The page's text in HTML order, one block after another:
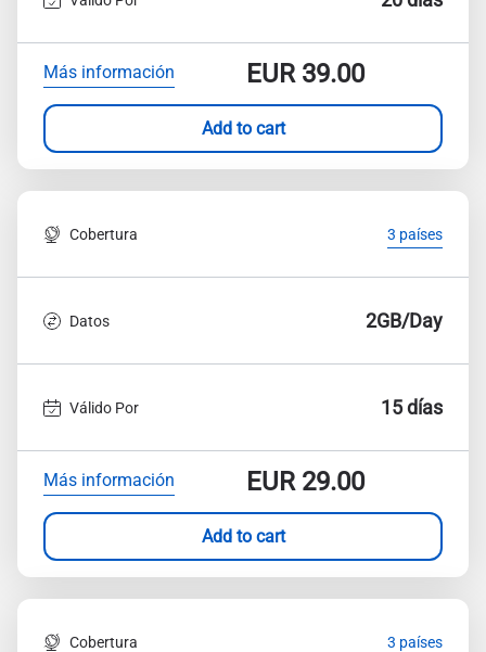
Más información EUR39.00
Add to cart
Cobertura 3 países
Datos 2GB/Day
Válido Por 15 días
Más información EUR29.00
Add to cart
Cobertura 3 países